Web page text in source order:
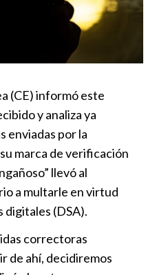
(CE) informó este
y analiza ya
enviadas por la
marca de verificación
llevó al
a multarle en virtud
digitales (DSA).
correctoras
de ahí, decidiremos